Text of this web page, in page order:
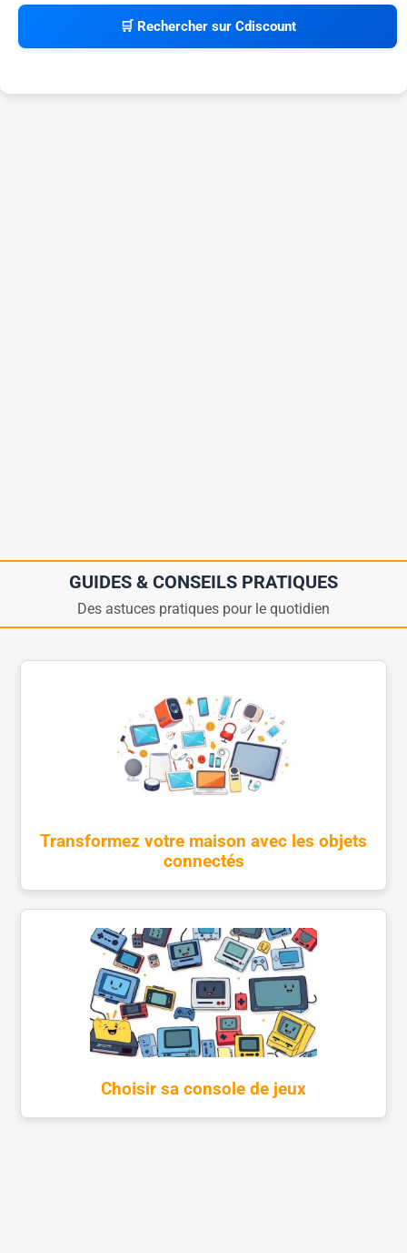
🛒 Rechercher sur Cdiscount
GUIDES & CONSEILS PRATIQUES
Des astuces pratiques pour le quotidien
Transformez votre maison avec les objets
connectés
Choisir sa console de jeux